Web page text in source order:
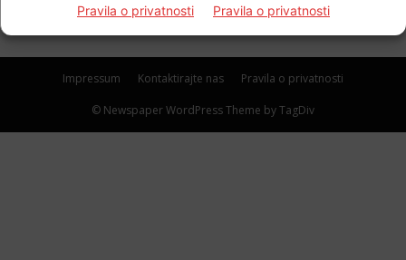
Pravila o privatnosti Pravila o privatnosti
Impressum Kontaktirajte nas Pravila o privatnosti
© Newspaper WordPress Theme by TagDiv